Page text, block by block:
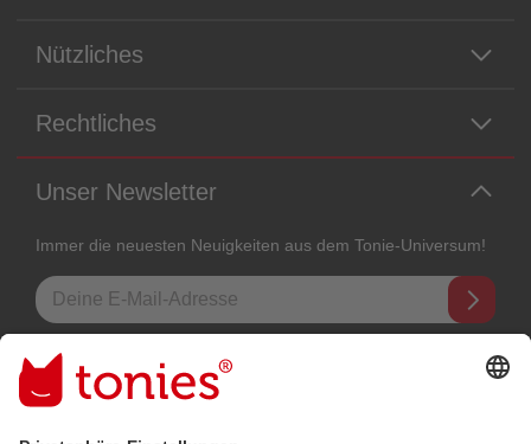
Nützliches
Rechtliches
Unser Newsletter
Immer die neuesten Neuigkeiten aus dem Tonie-Universum!
E-Mail-Addresse
Mit dem Absenden abonnierst du unseren E-Mail-Newsletter, der auf
den von dir bereitgestellten Informationen (z.B. Account-informationen)
und den von dir zu Werbezwecken bereitgestellten